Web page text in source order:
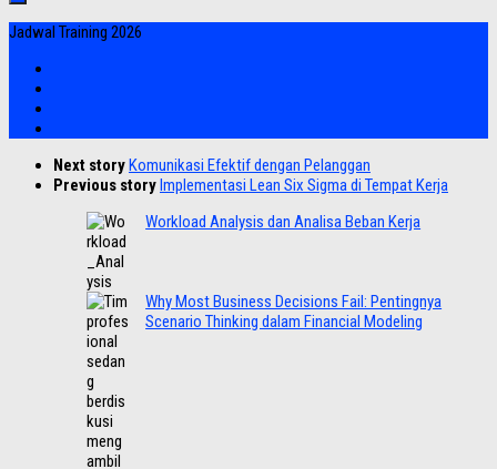
Jadwal Training 2026
Next storyKomunikasi Efektif dengan Pelanggan
Previous storyImplementasi Lean Six Sigma di Tempat Kerja
Workload Analysis dan Analisa Beban Kerja
Why Most Business Decisions Fail: Pentingnya
Scenario Thinking dalam Financial Modeling